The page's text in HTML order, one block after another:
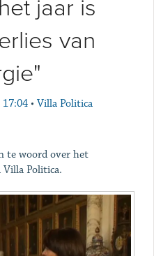
jaar is
van
• Villa Politica
te woord over het
Politica.